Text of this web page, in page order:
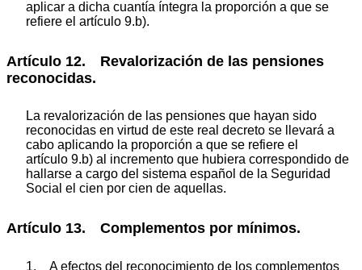
aplicar a dicha cuantía íntegra la proporción a que se
refiere el artículo 9.b).
Artículo 12. Revalorización de las pensiones
reconocidas.
La revalorización de las pensiones que hayan sido
reconocidas en virtud de este real decreto se llevará a
cabo aplicando la proporción a que se refiere el
artículo 9.b) al incremento que hubiera correspondido de
hallarse a cargo del sistema español de la Seguridad
Social el cien por cien de aquellas.
Artículo 13. Complementos por mínimos.
1. A efectos del reconocimiento de los complementos